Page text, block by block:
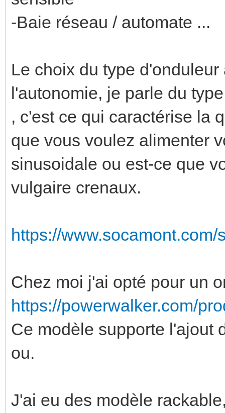
-Baie réseau / automate ...
Le choix du type
l'autonomie, je parle du
, c'est ce qui caractérise la
que vous voulez alimenter
sinusoidale ou est-ce que
vulgaire crenaux.
https://
Chez moi j'ai opté pour un
https://powerwalker.com/
Ce modèle supporte l'ajout
ou.
J'ai eu des modèle